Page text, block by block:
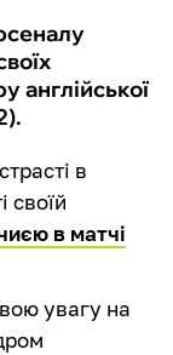
англійської
в
своїй
в матчі
увагу на